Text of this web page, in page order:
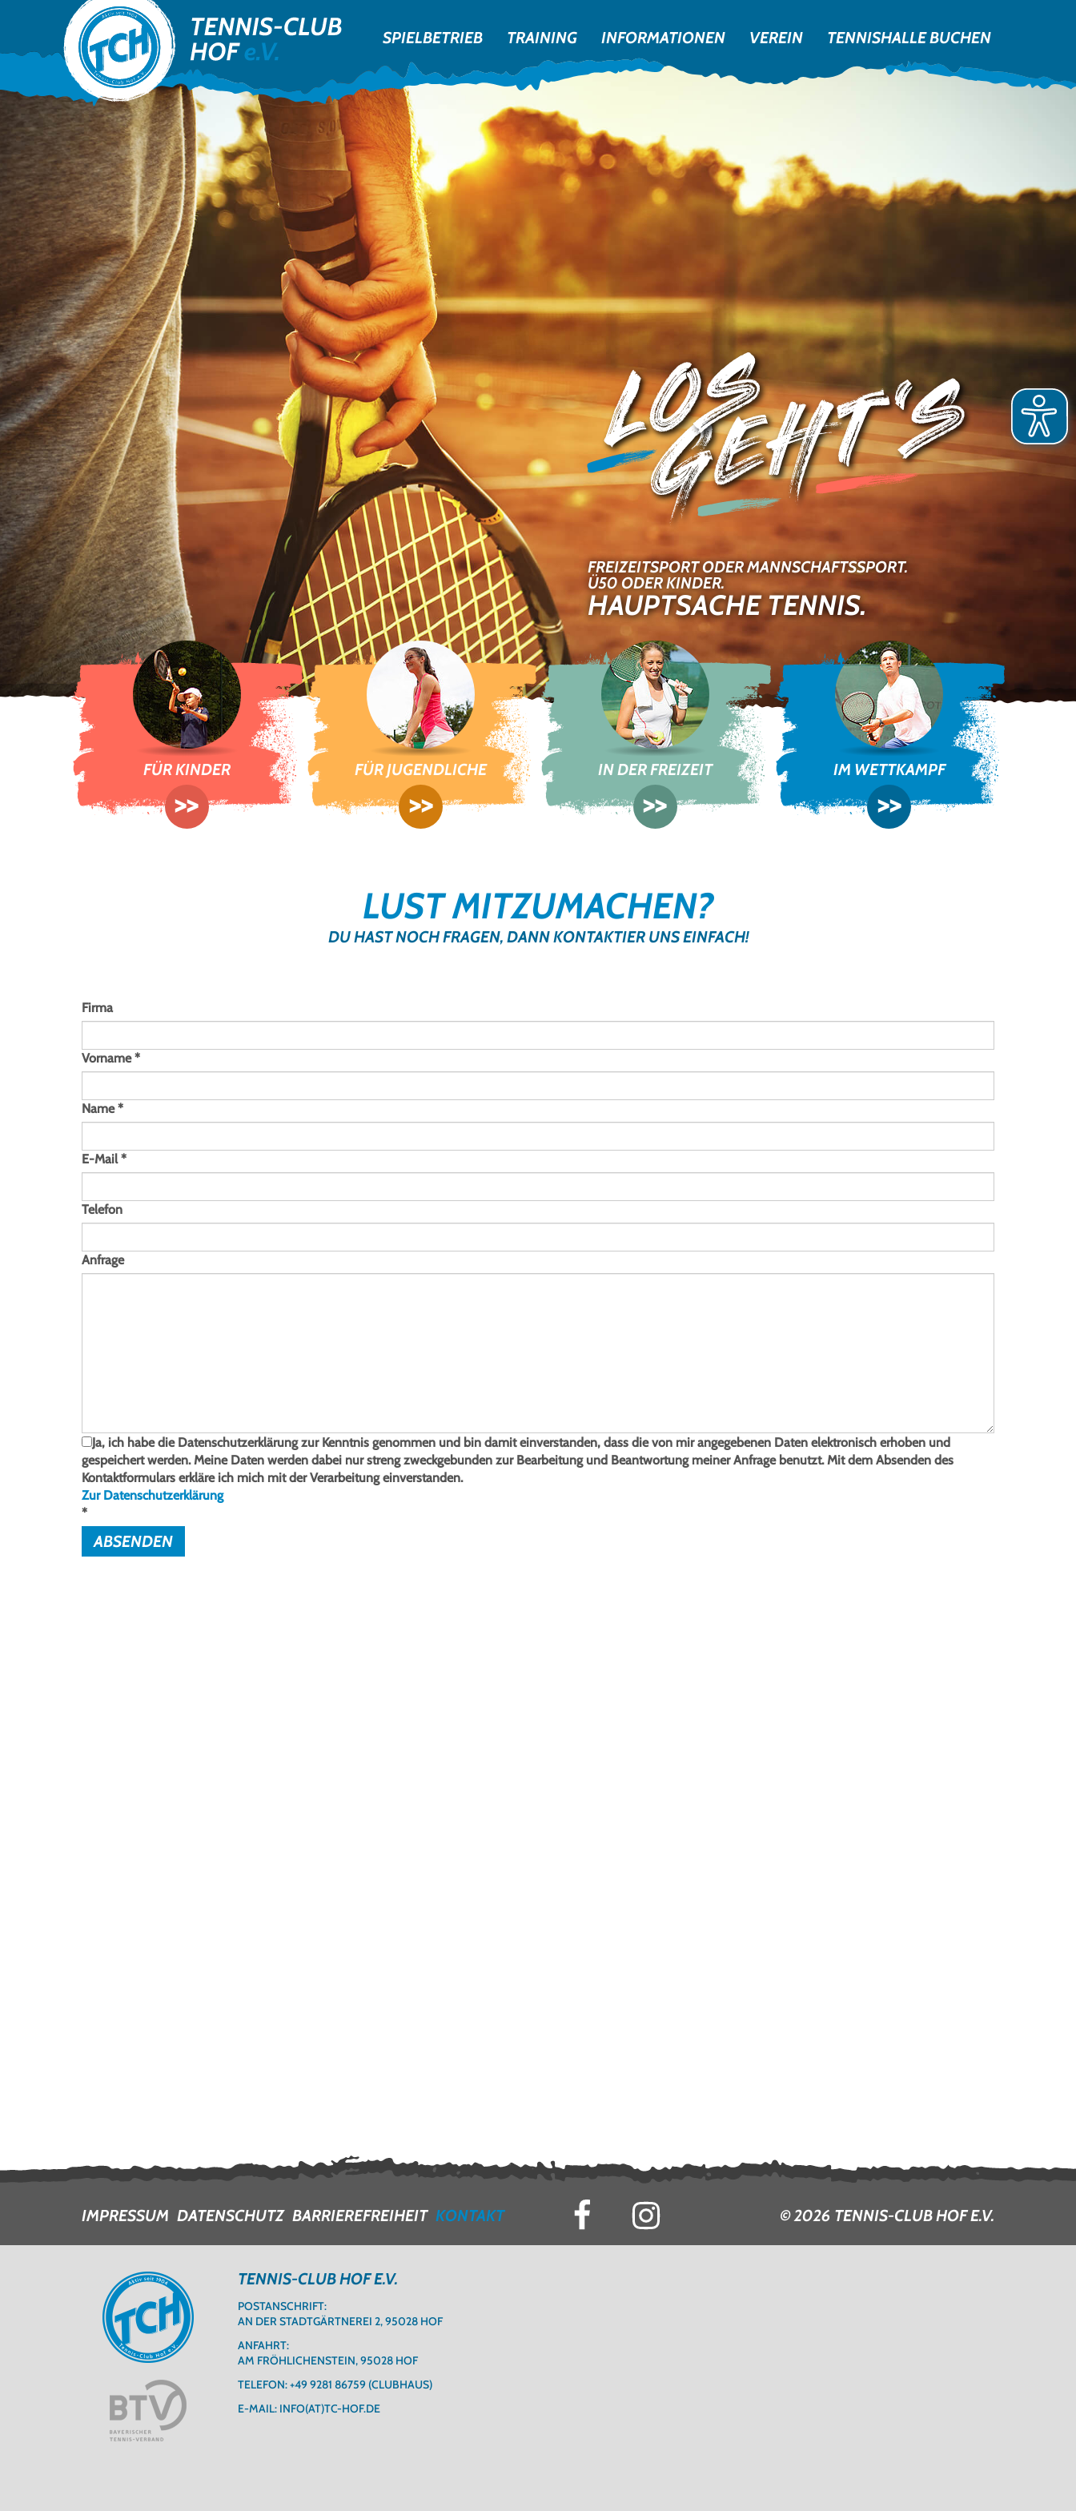
SPIELBETRIEB TRAINING INFORMATIONEN VEREIN TENNISHALLE BUCHEN
FREIZEITSPORT ODER MANNSCHAFTSSPORT.
Ü50 ODER KINDER.
HAUPTSACHE TENNIS.
FÜR KINDER
>>
FÜR JUGENDLICHE
>>
IN DER FREIZEIT
>>
IM WETTKAMPF
>>
LUST MITZUMACHEN?
DU HAST NOCH FRAGEN, DANN KONTAKTIER UNS EINFACH!
Firma
Vorname*
Name*
E-Mail*
Telefon
Anfrage
Ja, ich habe die Datenschutzerklärung zur Kenntnis genommen und bin damit einverstanden, dass die von mir angegebenen Daten elektronisch erhoben und
gespeichert werden. Meine Daten werden dabei nur streng zweckgebunden zur Bearbeitung und Beantwortung meiner Anfrage benutzt. Mit dem Absenden des
Kontaktformulars erkläre ich mich mit der Verarbeitung einverstanden.
Zur Datenschutzerklärung
*
ABSENDEN
IMPRESSUM DATENSCHUTZ BARRIEREFREIHEIT KONTAKT © 2026 TENNIS-CLUB HOF E.V.
TENNIS-CLUB HOF E.V.
POSTANSCHRIFT:
AN DER STADTGÄRTNEREI 2, 95028 HOF
ANFAHRT:
AM FRÖHLICHENSTEIN, 95028 HOF
TELEFON:+49 9281 86759 (CLUBHAUS)
E-MAIL: INFO(AT)TC-HOF.DE